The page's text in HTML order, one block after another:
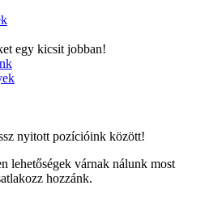
egy kicsit jobban!
nyitott pozícióink között!
lehetőségek várnak nálunk most
hozzánk.